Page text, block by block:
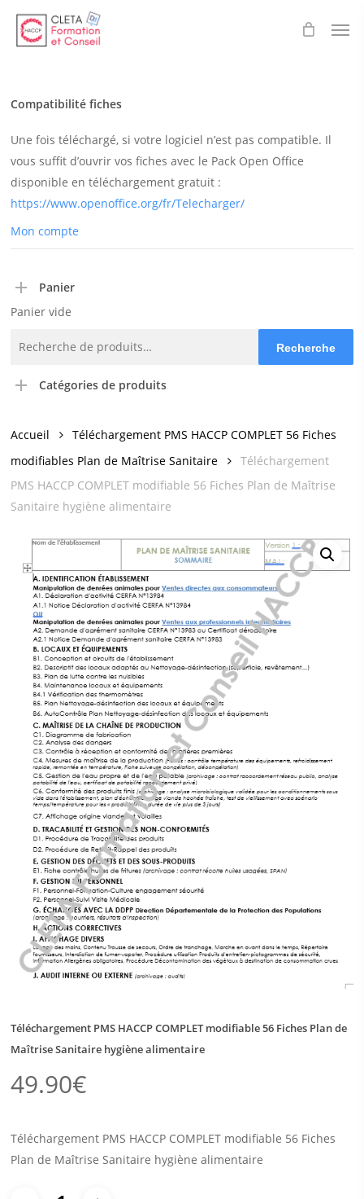
main
Compatibilité fiches
Une fois téléchargé, si votre logiciel n’est pas compatible. Il
vous suffit d’ouvrir vos fiches avec le Pack Open Office
disponible en téléchargement gratuit :
https://www.openoffice.org/fr/Telecharger/
Mon compte
Panier
Panier vide
Recherche
Recherche
Catégories de produits
Accueil
Téléchargement PMS HACCP COMPLET 56 Fiches
modifiables Plan de Maîtrise Sanitaire
Téléchargement
PMS HACCP COMPLET modifiable 56 Fiches Plan de Maîtrise
Sanitaire hygiène alimentaire
Téléchargement PMS HACCP COMPLET modifiable 56 Fiches Plan de
Maîtrise Sanitaire hygiène alimentaire
49.90€
Téléchargement PMS HACCP COMPLET modifiable 56 Fiches
Plan de Maîtrise Sanitaire hygiène alimentaire